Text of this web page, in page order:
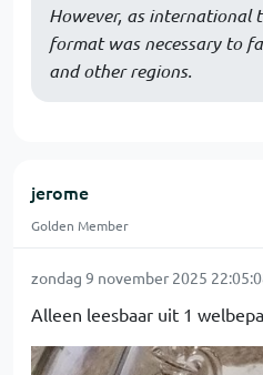
However, as international
format was necessary to
and other regions.
jerome
Golden Member
zondag 9 november 2025
Alleen leesbaar uit 1